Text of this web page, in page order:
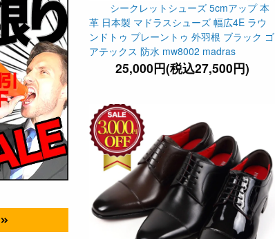
シークレットシューズ 5cmアップ 本
革 日本製 マドラスシューズ 幅広4E ラウ
ンドトゥ プレーントゥ 外羽根 ブラック ゴ
アテックス 防水 mw8002 madras
25,000円(税込27,500円)